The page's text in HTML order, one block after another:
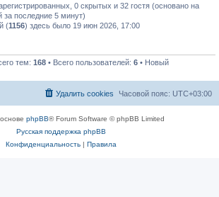
0 скрытых и 32 гостя (основано на
за последние 5 минут)
(1156) здесь было 19 июн 2026, 17:00
тем: 168 • Всего пользователей: 6 • Новый
Часовой пояс: UTC+03:00
Удалить cookies
phpBB® Forum Software © phpBB Limited
Русская поддержка phpBB
Конфиденциальность| Правила